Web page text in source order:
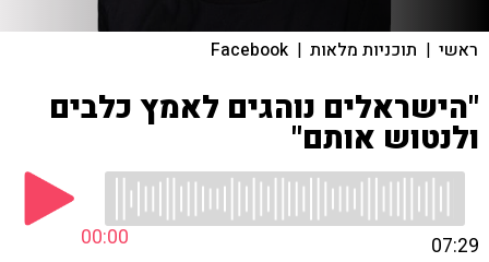
ראשי | תוכניות מלאות |
Facebook
"הישראלים נוהגים לאמץ כלבים
ולנטוש אותם"
00:00 07:29